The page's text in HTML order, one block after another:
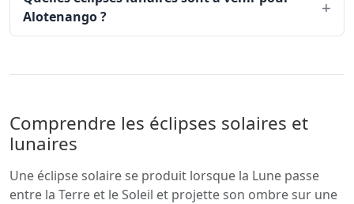
Alotenango ?
Comprendre les éclipses solaires et
lunaires
Une éclipse solaire se produit lorsque la Lune passe
entre la Terre et le Soleil et projette son ombre sur une